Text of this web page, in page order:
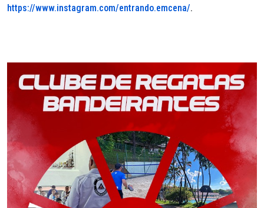
https://www.instagram.com/entrando.emcena/.